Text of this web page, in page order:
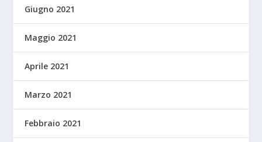
Giugno 2021
Maggio 2021
Aprile 2021
Marzo 2021
Febbraio 2021